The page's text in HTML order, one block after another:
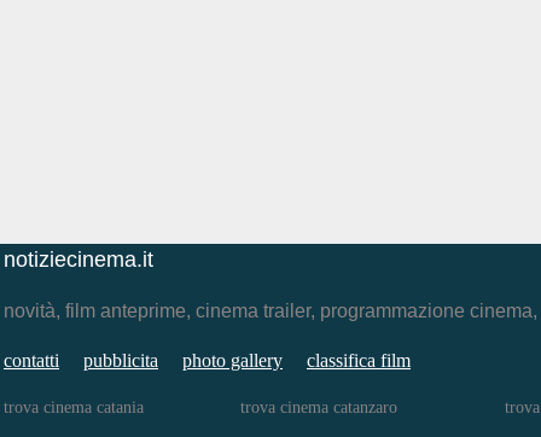
notiziecinema.it
novità, film anteprime, cinema trailer, programmazione
contatti pubblicita photo gallery classifica film
trova cinema catania trova cinema catanzaro